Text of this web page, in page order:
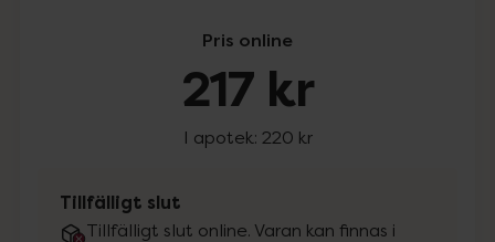
Pris online
217 kr
I apotek: 220 kr
Tillfälligt slut
Tillfälligt slut online. Varan kan finnas i